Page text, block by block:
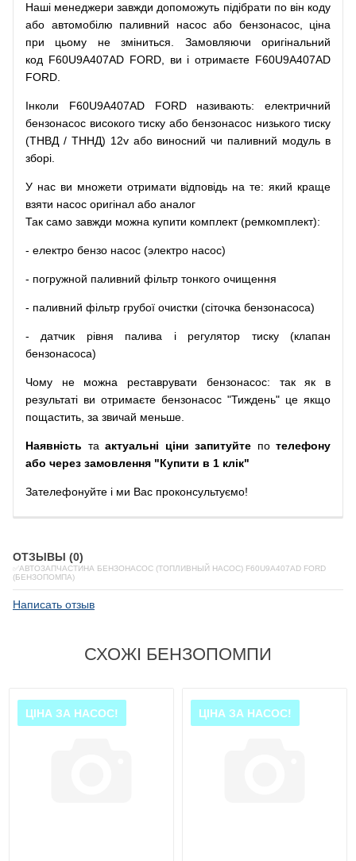
Наші менеджери завжди допоможуть підібрати по він коду
або автомобілю паливний насос або бензонасос,
ціна
при
цьому не зміниться Замовляючи
оригінальний
код F60U9A407AD FORD, ви і отримаєте F60U9A407AD
FORD.
Інколи F60U9A407AD FORD називають:
електричний
бензонасос високого тиску або бензонасос низького тиску
(ТНВД / ТННД) 12v або виносний чи паливний модуль в
зборі
У нас ви множети отримати відповідь на те: який краще
взяти насос оригінал або аналог
Так само завжди можна купити комплект (ремкомплект):
- електро бензо насос (электро насос)
- погружной паливний фільтр тонкого очищення
- паливний фільтр грубої очистки (сіточка бензонасоса)
- датчик рівня палива і регулятор тиску (клапан
бензонасоса)
Чому не можна реставрувати бензонасос: так як
в
результаті ви отримаєте бензонасос "Тиждень" це якщо
пощастить, за звичай меньше.
Наявність та актуальні ціни запитуйте по телефону
або через замовлення "Купити в 1 клік"
Зателефонуйте і ми Вас проконсультуємо!
ОТЗЫВЫ (0)
✅АВТОЗАПЧАСТИНА БЕНЗОНАСОС (ТОПЛИВНЫЙ НАСОС) F60U9A407AD FORD
(БЕНЗОПОМПА)
Написать отзыв
СХОЖІ БЕНЗОПОМПИ
ЦІНА ЗА НАСОС! ЦІНА ЗА НАСОС!